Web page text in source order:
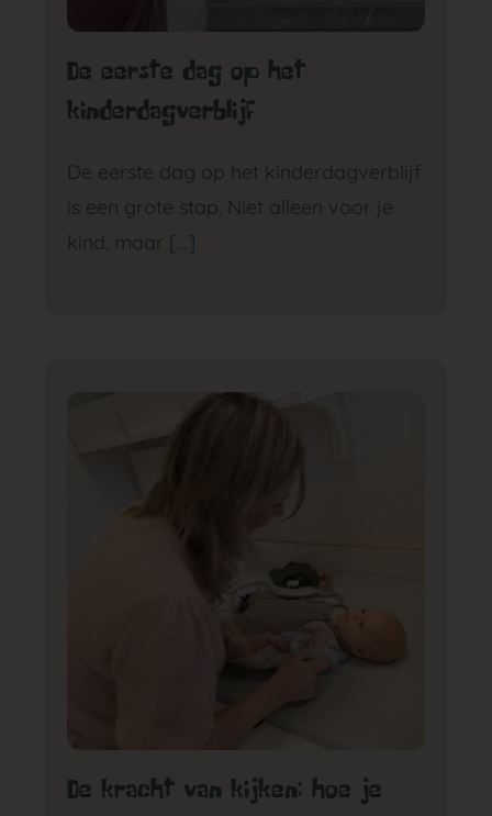
De eerste dag op het
kinderdagverblijf
De eerste dag op het kinderdagverblijf
is een grote stap. Niet alleen voor je
kind, maar […]
De kracht van kijken: hoe je
GA NAAR DE BABYGROEP